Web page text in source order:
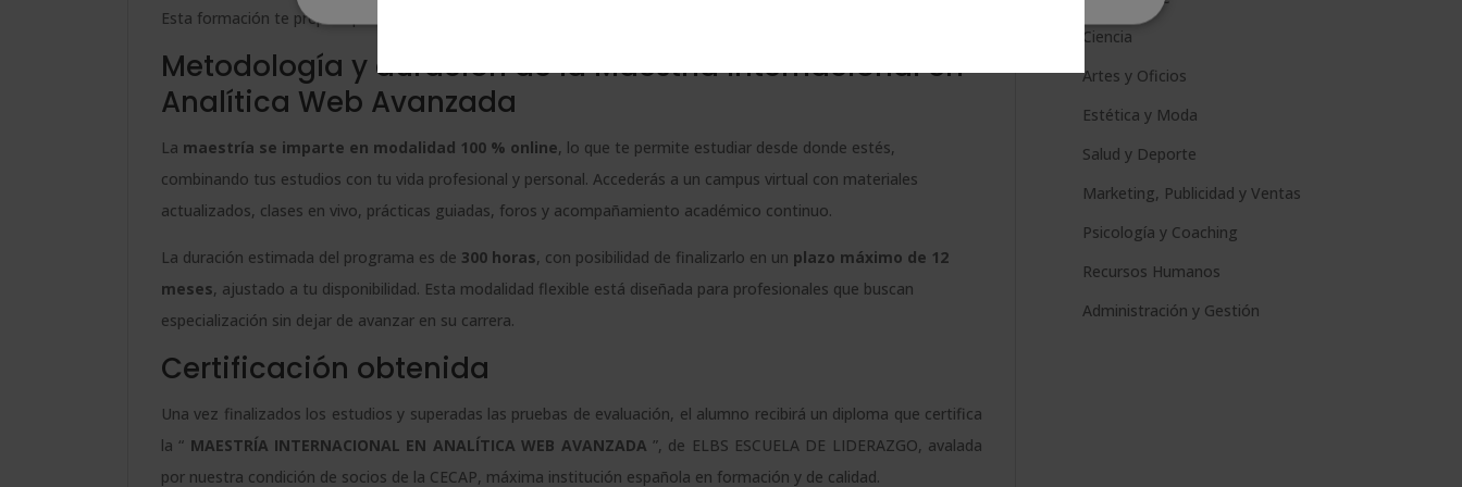
Esta formación te prepara para convertir datos en decisiones, y decisiones en resultados.
Metodología y duración de la Maestría Internacional en
Analítica Web Avanzada
La maestría se imparte en modalidad 100 % online, lo que te permite estudiar desde donde estés,
combinando tus estudios con tu vida profesional y personal. Accederás a un campus virtual con materiales
actualizados, clases en vivo, prácticas guiadas, foros y acompañamiento académico continuo.
La duración estimada del programa es de 300 horas, con posibilidad de finalizarlo en un plazo máximo de 12
meses, ajustado a tu disponibilidad. Esta modalidad flexible está diseñada para profesionales que buscan
especialización sin dejar de avanzar en su carrera.
Certificación obtenida
Una vez finalizados los estudios y superadas las pruebas de evaluación, el alumno recibirá un diploma que certifica
la “ MAESTRÍA INTERNACIONAL EN ANALÍTICA WEB AVANZADA ”, de ELBS ESCUELA DE LIDERAZGO, avalada
por nuestra condición de socios de la CECAP, máxima institución española en formación y de calidad.
Ciencia
Artes y Oficios
Estética y Moda
Salud y Deporte
Marketing, Publicidad y Ventas
Psicología y Coaching
Recursos Humanos
Administración y Gestión